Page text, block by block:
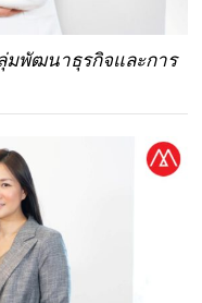
พัฒนาธุรกิจและการ